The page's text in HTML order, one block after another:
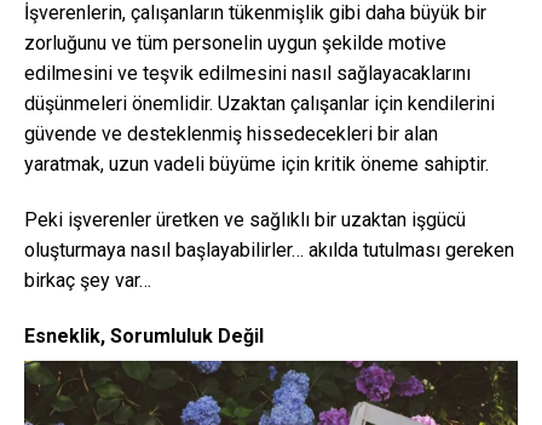
İşverenlerin, çalışanların tükenmişlik gibi daha büyük bir
zorluğunu ve tüm personelin uygun şekilde motive
edilmesini ve teşvik edilmesini nasıl sağlayacaklarını
düşünmeleri önemlidir. Uzaktan çalışanlar için kendilerini
güvende ve desteklenmiş hissedecekleri bir alan
yaratmak, uzun vadeli büyüme için kritik öneme sahiptir.
Peki işverenler üretken ve sağlıklı bir uzaktan işgücü
oluşturmaya nasıl başlayabilirler… akılda tutulması gereken
birkaç şey var…
Esneklik, Sorumluluk Değil